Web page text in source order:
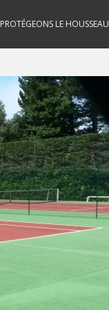
PROTÉGEONS LE HOUSSEAU